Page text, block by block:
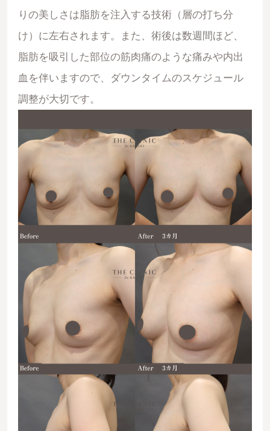
りの美しさは脂肪を注入する技術（層の打ち分
け）に左右されます。また、術後は数週間ほど、
脂肪を吸引した部位の筋肉痛のような痛みや内出
血を伴いますので、ダウンタイムのスケジュール
調整が大切です。